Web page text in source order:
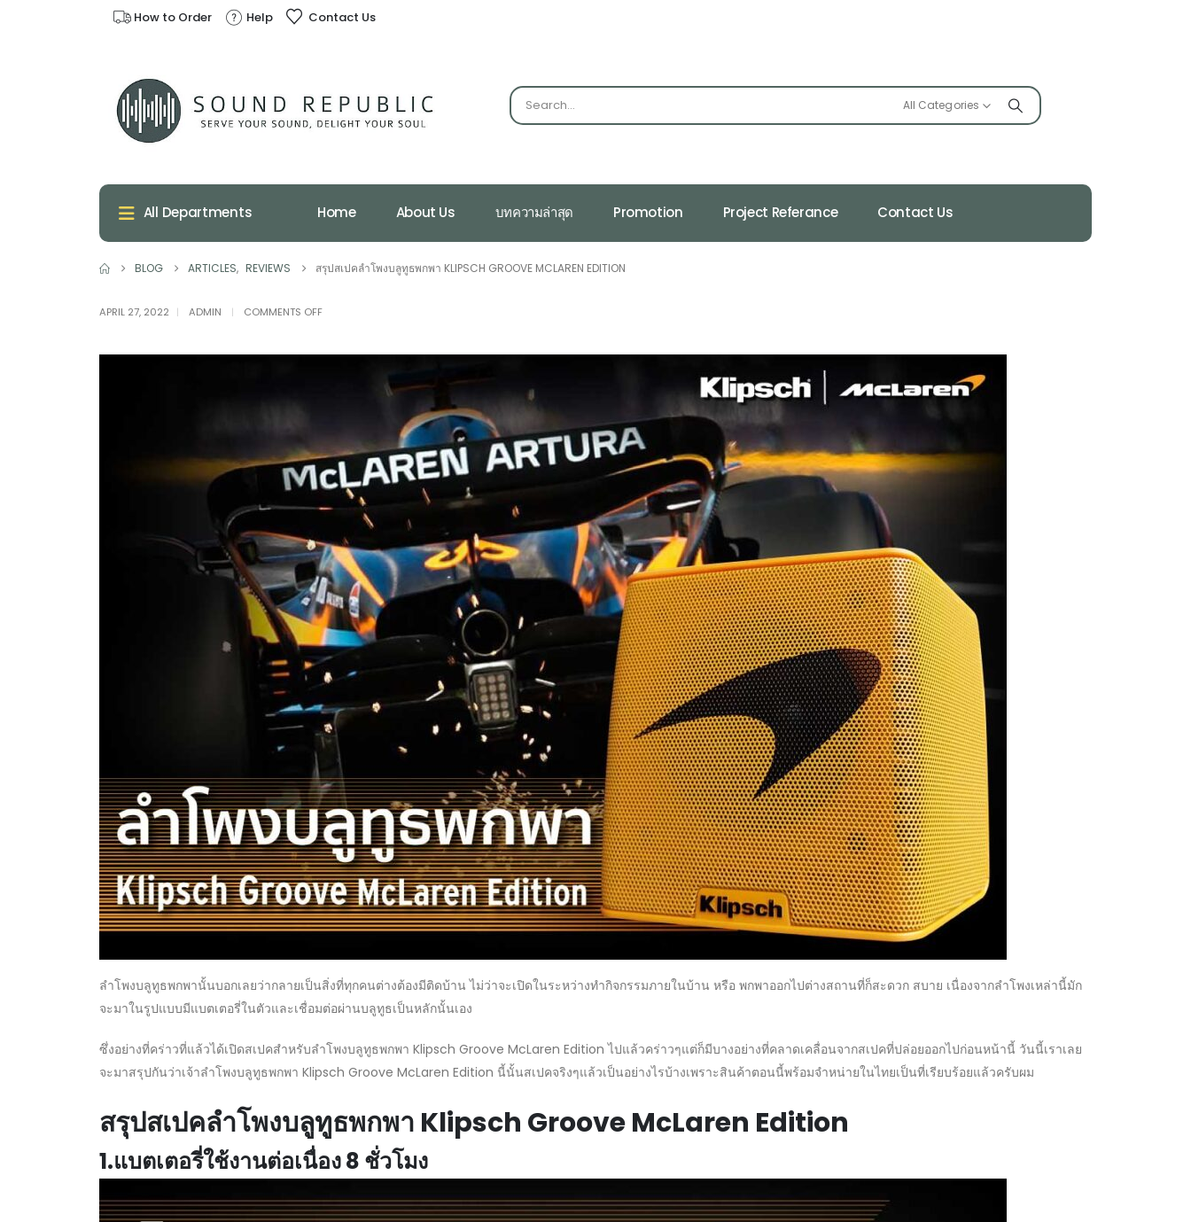
How to Order Help Contact Us
All Categories
All Departments Home About Us บทความล่าสุด Promotion Project Referance Contact Us
BLOG ARTICLES, REVIEWS สรุปสเปคลำโพงบลูทูธพกพา KLIPSCH GROOVE MCLAREN EDITION
APRIL 27, 2022 ADMIN COMMENTS OFFON
สเป
KLIPSCH
GROOVE
MCLAREN
ลำโพงบลูทูธพกพานั้นบอกเลยว่ากลายเป็นสิ่งที่ทุกคนต่างต้องมีติดบ้าน ไม่ว่าจะเปิดในระหว่างทำกิจกรรมภายในบ้าน หรือ พกพาออกไปต่างสถานที่ก็สะดวก สบาย เนื่องจากลำโพงเหล่านี้มัก
จะมาในรูปแบบมีแบตเตอรี่ในตัวและเชื่อมต่อผ่านบลูทูธเป็นหลักนั้นเอง
ซึ่งอย่างที่คร่าวที่แล้วได้เปิดสเปคสำหรับลำโพงบลูทูธพกพา Klipsch Groove McLaren Edition ไปแล้วคร่าวๆแต่ก็มีบางอย่างที่คลาดเคลื่อนจากสเปคที่ปล่อยออกไปก่อนหน้านี้ วันนี้เราเลย
จะมาสรุปกันว่าเจ้าลำโพงบลูทูธพกพา Klipsch Groove McLaren Edition นี้นั้นสเปคจริงๆแล้วเป็นอย่างไรบ้างเพราะสินค้าตอนนี้พร้อมจำหน่ายในไทยเป็นที่เรียบร้อยแล้วครับผม
สรุปสเปคลำโพงบลูทูธพกพา Klipsch Groove McLaren Edition
1.แบตเตอรี่ใช้งานต่อเนื่อง 8 ชั่วโมง